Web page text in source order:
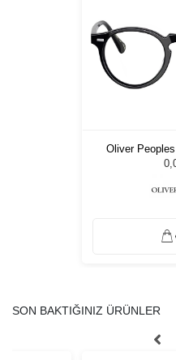
Oliver
SON BAKTIĞINIZ ÜRÜNLER